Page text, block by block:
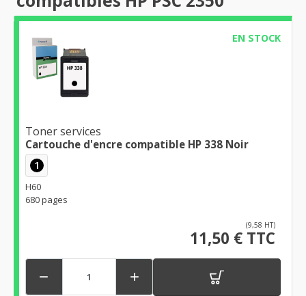
EN STOCK
Toner services
Cartouche d'encre compatible HP 338 Noir
1
H60
680 pages
(9,58 HT)
11,50 € TTC
 